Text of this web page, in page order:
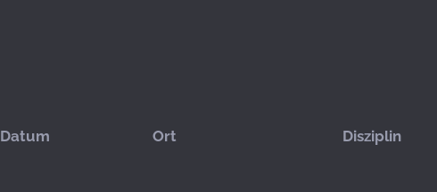
Datum Ort Disziplin